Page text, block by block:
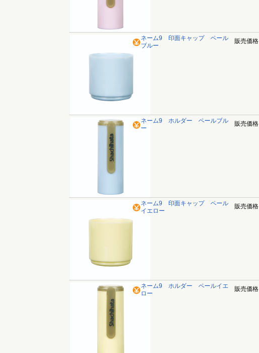
ネーム9 印面キャップ ペール
ブルー
販売価格
ネーム9 ホルダー ペールブル
ー
販売価格
ネーム9 印面キャップ ペール
イエロー
販売価格
ネーム9 ホルダー ペールイエ
ロー
販売価格